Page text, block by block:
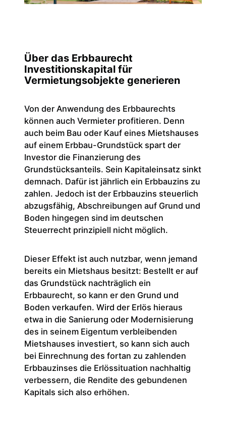
Über das Erbbaurecht
Investitionskapital für
Vermietungsobjekte generieren
Von der Anwendung des Erbbaurechts
können auch Vermieter profitieren. Denn
auch beim Bau oder Kauf eines Mietshauses
auf einem Erbbau-Grundstück spart der
Investor die Finanzierung des
Grundstücksanteils. Sein Kapitaleinsatz sinkt
demnach. Dafür ist jährlich ein Erbbauzins zu
zahlen. Jedoch ist der Erbbauzins steuerlich
abzugsfähig, Abschreibungen auf Grund und
Boden hingegen sind im deutschen
Steuerrecht prinzipiell nicht möglich.
Dieser Effekt ist auch nutzbar, wenn jemand
bereits ein Mietshaus besitzt: Bestellt er auf
das Grundstück nachträglich ein
Erbbaurecht, so kann er den Grund und
Boden verkaufen. Wird der Erlös hieraus
etwa in die Sanierung oder Modernisierung
des in seinem Eigentum verbleibenden
Mietshauses investiert, so kann sich auch
bei Einrechnung des fortan zu zahlenden
Erbbauzinses die Erlössituation nachhaltig
verbessern, die Rendite des gebundenen
Kapitals sich also erhöhen.